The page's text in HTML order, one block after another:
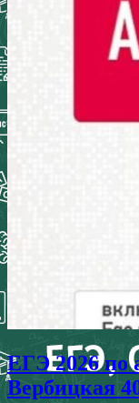
ЕГЭ 2026 по
Вербицкая